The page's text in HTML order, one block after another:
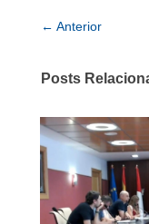
← Anterior
Posts